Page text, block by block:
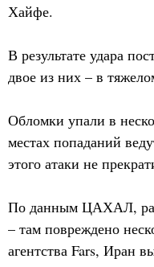
Хайфе.
В результате удара
двое из них – в
Обломки упали в
местах попаданий
этого атаки не
По данным ЦАХАЛ,
– там повреждено
агентства Fars, Иран